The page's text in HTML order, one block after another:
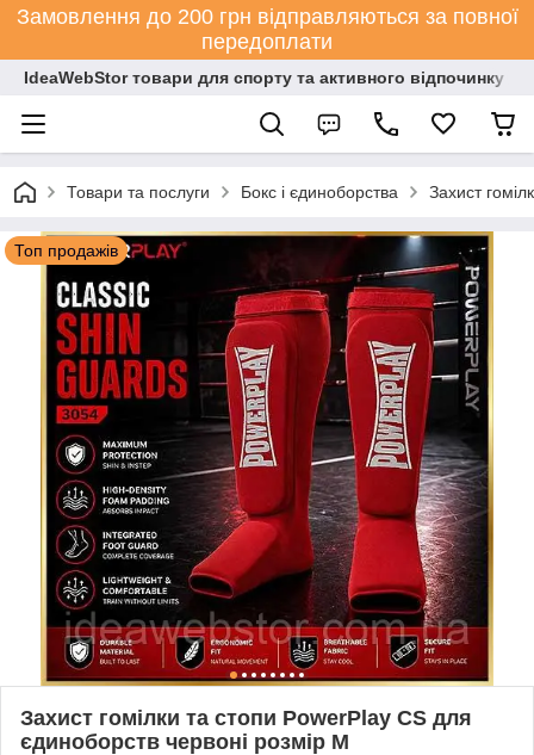
Замовлення до 200 грн відправляються за повної
передоплати
IdeaWebStor товари для спорту та активного відпочинку
Товари та послуги Бокс і єдиноборства Захист
Топ продажів
Захист гомілки та стопи PowerPlay CS для
єдиноборств червоні розмір M